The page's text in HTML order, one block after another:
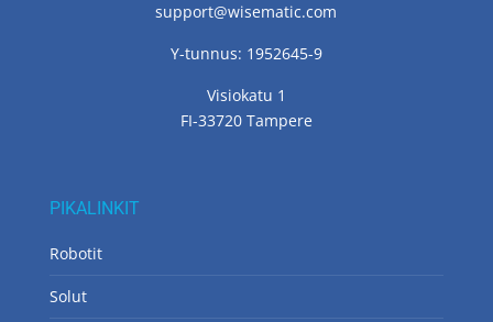
support@wisematic.com
Y-tunnus: 1952645-9
Visiokatu 1
FI-33720 Tampere
PIKALINKIT
Robotit
Solut